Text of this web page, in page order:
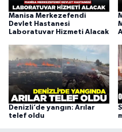
Manisa Merkezefendi
Devlet Hastanesi
Laboratuvar Hizmeti Alacak
Denizli’de yangın: Arılar
telef oldu